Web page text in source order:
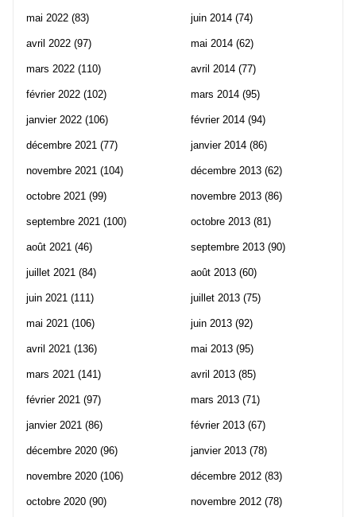
mai 2022 (83)
avril 2022 (97)
mars 2022 (110)
février 2022 (102)
janvier 2022 (106)
décembre 2021 (77)
novembre 2021 (104)
octobre 2021 (99)
septembre 2021 (100)
août 2021 (46)
juillet 2021 (84)
juin 2021 (111)
mai 2021 (106)
avril 2021 (136)
mars 2021 (141)
février 2021 (97)
janvier 2021 (86)
décembre 2020 (96)
novembre 2020 (106)
octobre 2020 (90)
juin 2014 (74)
mai 2014 (62)
avril 2014 (77)
mars 2014 (95)
février 2014 (94)
janvier 2014 (86)
décembre 2013 (62)
novembre 2013 (86)
octobre 2013 (81)
septembre 2013 (90)
août 2013 (60)
juillet 2013 (75)
juin 2013 (92)
mai 2013 (95)
avril 2013 (85)
mars 2013 (71)
février 2013 (67)
janvier 2013 (78)
décembre 2012 (83)
novembre 2012 (78)